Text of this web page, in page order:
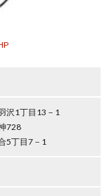
沢1丁目13－1
728
5丁目7－1